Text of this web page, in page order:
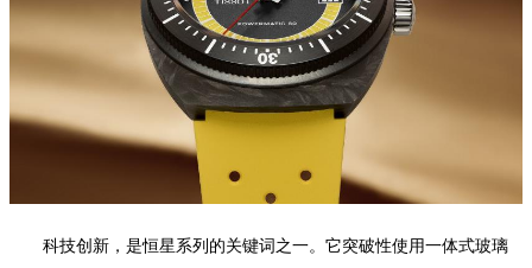
科技创新，是恒星系列的关键词之一。它突破性使用一体式玻璃